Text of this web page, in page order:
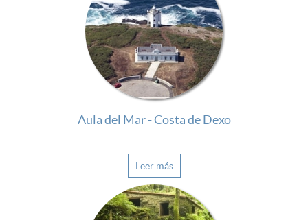
Aula del Mar - Costa de Dexo
Leer más